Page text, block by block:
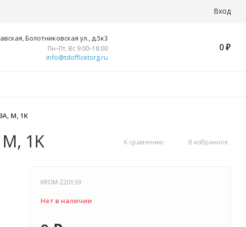
Вход
Болотниковская ул., д.5к3
Пн–Пт, Вс 9:00–18:00
info@tdofficetorg.ru
0 ₽
M, 1K
1K К сравнению В избранное
KROM-220139
Нет в наличии